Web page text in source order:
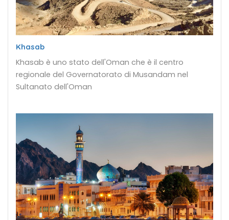
Khasab
Khasab è uno stato dell'Oman che è il centro
regionale del Governatorato di Musandam nel
Sultanato dell'Oman